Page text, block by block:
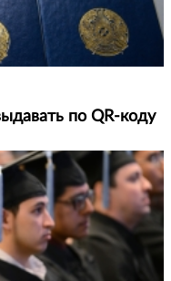
по QR-коду